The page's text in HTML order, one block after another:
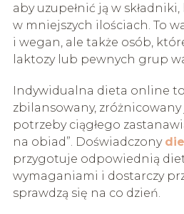
aby uzupełnić ją w
w mniejszych ilościach. To
i wegan, ale także osób,
laktozy lub pewnych grup
Indywidualna dieta online
zbilansowany, zróżnicowany
potrzeby ciągłego
na obiad”. Doświadczony
przygotuje odpowiednią
wymaganiami i dostarczy
sprawdzą się na co dzień.